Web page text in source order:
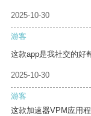
2025-10-30
游客
这款app是我社交的好
2025-10-30
游客
这款加速器VPM应用